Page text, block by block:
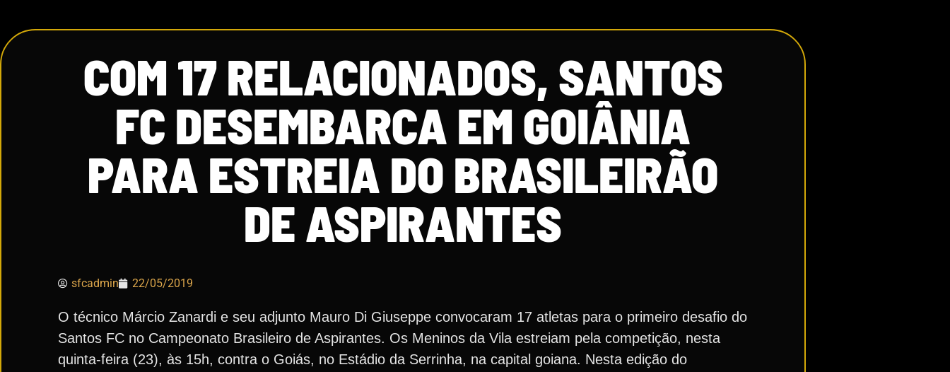
COM 17 RELACIONADOS, SANTOS
FC DESEMBARCA EM GOIÂNIA
PARA ESTREIA DO BRASILEIRÃO
DE ASPIRANTES
sfcadmin 22/05/2019
O técnico Márcio Zanardi e seu adjunto Mauro Di Giuseppe convocaram 17 atletas para o primeiro desafio do
Santos FC no Campeonato Brasileiro de Aspirantes. Os Meninos da Vila estreiam pela competição, nesta
quinta-feira (23), às 15h, contra o Goiás, no Estádio da Serrinha, na capital goiana. Nesta edição do